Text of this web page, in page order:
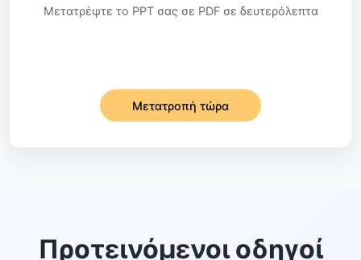
Μετατρέψτε το PPT σας σε PDF σε δευτερόλεπτα
Μετατροπή τώρα
Προτεινόμενοι οδηγοί